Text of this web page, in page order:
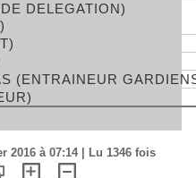
DELEGATION)
(ENTRAINEUR
2016 à 07:14 | Lu 1346 fois